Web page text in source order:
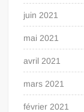
juin 2021
mai 2021
avril 2021
mars 2021
février 2021